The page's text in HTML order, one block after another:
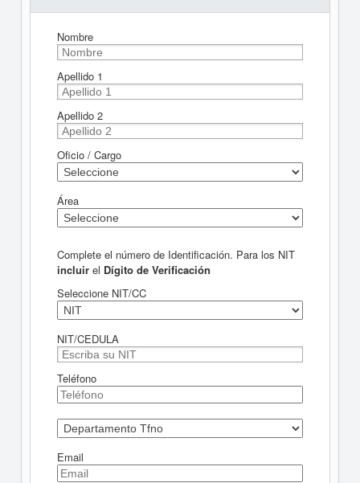
Nombre
Apellido 1
Apellido 2
Oficio / Cargo
Área
Complete el número de Identificación. Para los NIT
incluirel Dígito de Verificación
Seleccione NIT/CC
NIT/CEDULA
Teléfono
Email